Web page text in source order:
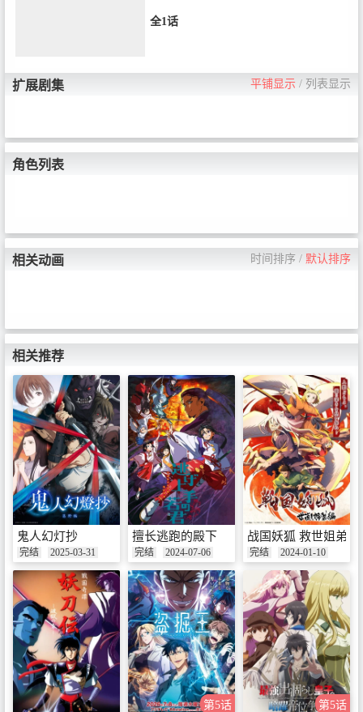
全1话
扩展剧集 平铺显示 / 列表显示
角色列表
相关动画 时间排序 / 默认排序
相关推荐
鬼人幻灯抄
完结 2025-03-31
擅长逃跑的殿下
完结 2024-07-06
战国妖狐 救世姐弟篇
完结 2024-01-10
第5话 第5话